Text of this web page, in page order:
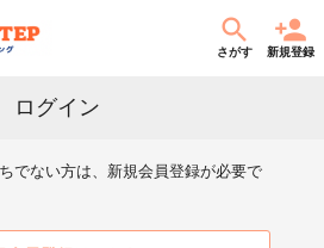
さがす 新規登録
ログイン
でない方は、新規会員登録が必要で